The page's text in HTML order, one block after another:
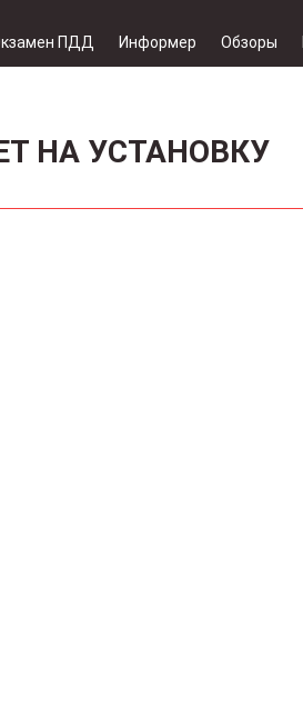
ПДД Информер Обзоры
НА УСТАНОВКУ